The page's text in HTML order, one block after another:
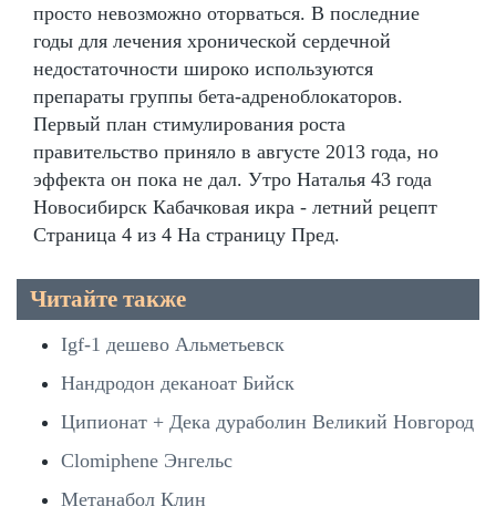
просто невозможно оторваться. В последние
годы для лечения хронической сердечной
недостаточности широко используются
препараты группы бета-адреноблокаторов.
Первый план стимулирования роста
правительство приняло в августе 2013 года, но
эффекта он пока не дал. Утро Наталья 43 года
Новосибирск Кабачковая икра - летний рецепт
Страница 4 из 4 На страницу Пред.
Читайте также
Igf-1 дешево Альметьевск
Нандродон деканоат Бийск
Ципионат + Дека дураболин Великий Новгород
Clomiphene Энгельс
Метанабол Клин